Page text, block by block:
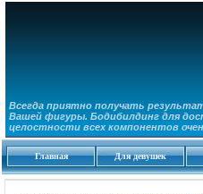
Всегда приятно получать
Вашей фигуры. Бодибилдинг для
целостности всех компонентов
Главная Для девушек